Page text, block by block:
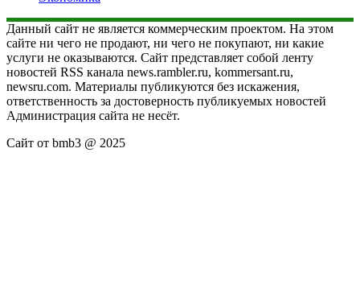
Данный сайт не является коммерческим проектом. На этом
сайте ни чего не продают, ни чего не покупают, ни какие
услуги не оказываются. Сайт представляет собой ленту
новостей RSS канала news.rambler.ru, kommersant.ru,
newsru.com. Материалы публикуются без искажения,
ответственность за достоверность публикуемых новостей
Администрация сайта не несёт.
Сайт от bmb3 @ 2025